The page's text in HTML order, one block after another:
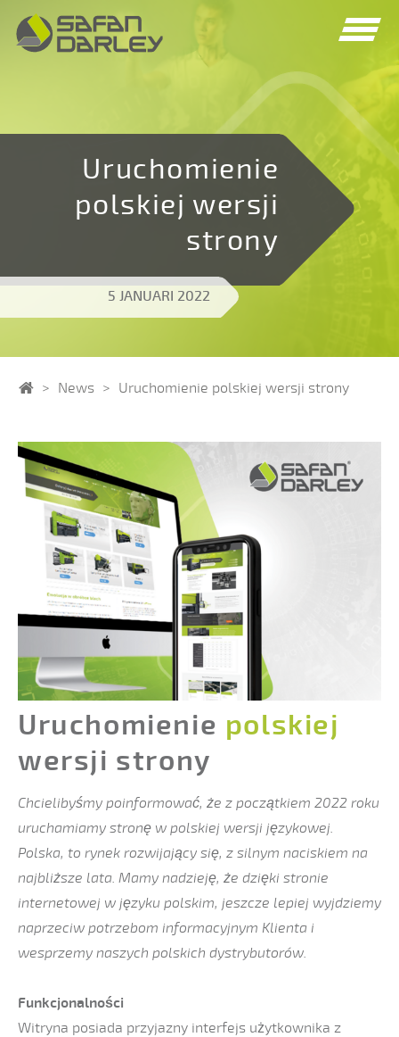
Spring
naar
navigatie
Spring
naar
inhoud
Uruchomienie
polskiej wersji
strony
5 JANUARI 2022
HomeNews Uruchomienie polskiej wersji strony
Uruchomienie polskiej
wersji strony
Chcielibyśmy poinformować, że z początkiem 2022 roku
uruchamiamy stronę w polskiej wersji językowej.
Polska, to rynek rozwijający się, z silnym naciskiem na
najbliższe lata. Mamy nadzieję, że dzięki stronie
internetowej w języku polskim, jeszcze lepiej wyjdziemy
naprzeciw potrzebom informacyjnym Klienta i
wesprzemy naszych polskich dystrybutorów.
Funkcjonalności
Witryna posiada przyjazny interfejs użytkownika z